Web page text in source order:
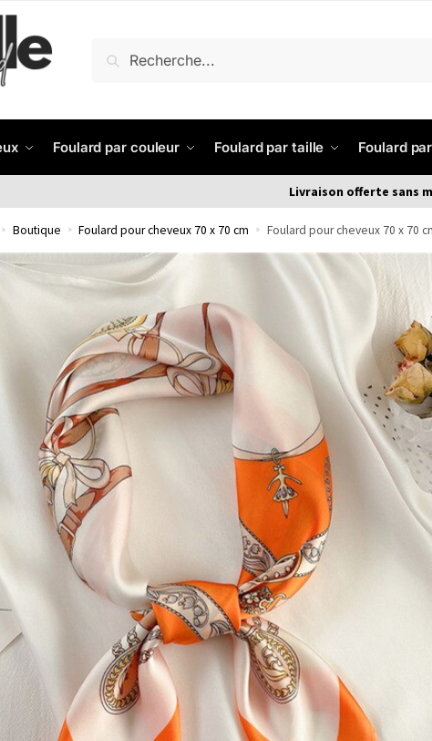
RECHERCHE
Foulard par couleur Foulard par taille Foulard
Livraison offerte sans
» Boutique » Foulard pour cheveux 70 x 70 cm » Foulard pour cheveux 70 x 70